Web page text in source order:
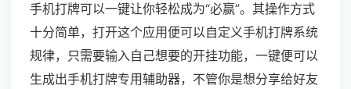
手机打牌可以一键让你轻松成为“必赢”。其操作方式
十分简单，打开这个应用便可以自定义手机打牌系统
规律，只需要输入自己想要的开挂功能，一键便可以
生成出手机打牌专用辅助器，不管你是想分享给好友